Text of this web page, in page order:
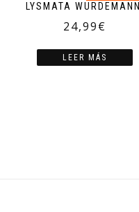
LYSMATA WURDEMANNI
24,99€
LEER MÁS